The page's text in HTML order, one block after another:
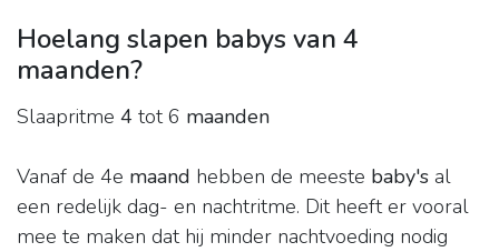
Hoelang slapen babys van 4
maanden?
Slaapritme 4 tot 6 maanden
Vanaf de 4e maand hebben de meeste baby's al
een redelijk dag- en nachtritme. Dit heeft er vooral
mee te maken dat hij minder nachtvoeding nodig